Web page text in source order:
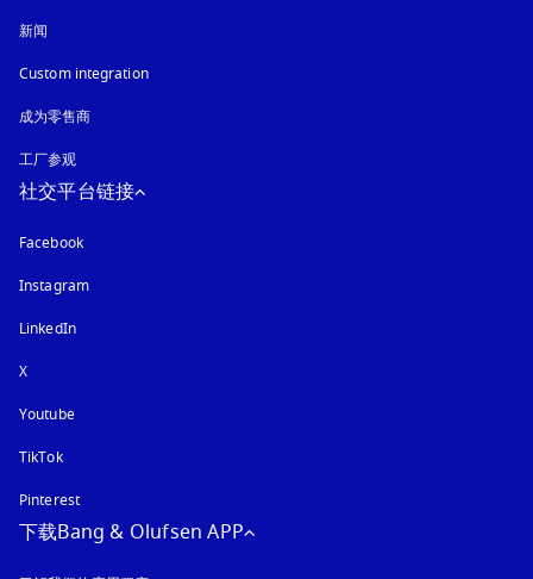
新闻
Custom integration
成为零售商
工厂参观
社交平台链接
Facebook
Instagram在新选项卡中打开
LinkedIn
X
Youtube在新选项卡中打开
TikTok
Pinterest
下载Bang & Olufsen APP